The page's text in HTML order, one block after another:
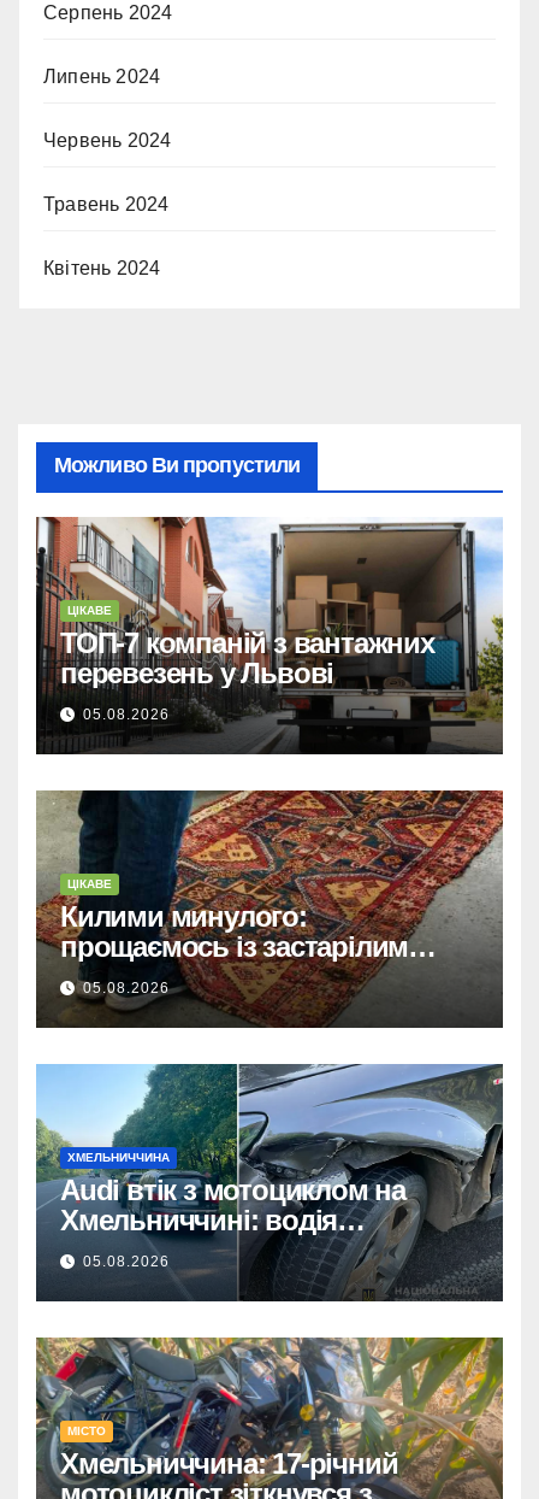
Серпень 2024
Липень 2024
Червень 2024
Травень 2024
Квітень 2024
Можливо Ви пропустили
ЦІКАВЕ
ТОП-7 компаній з вантажних
перевезень у Львові
05.08.2026
ЦІКАВЕ
Килими минулого:
прощаємось із застарілим
покриттям та обираємо тренди
сучасних інтер’єрів
05.08.2026
ХМЕЛЬНИЧЧИНА
Audi втік з мотоциклом на
Хмельниччині: водія
затримано.
05.08.2026
МІСТО
Хмельниччина: 17-річний